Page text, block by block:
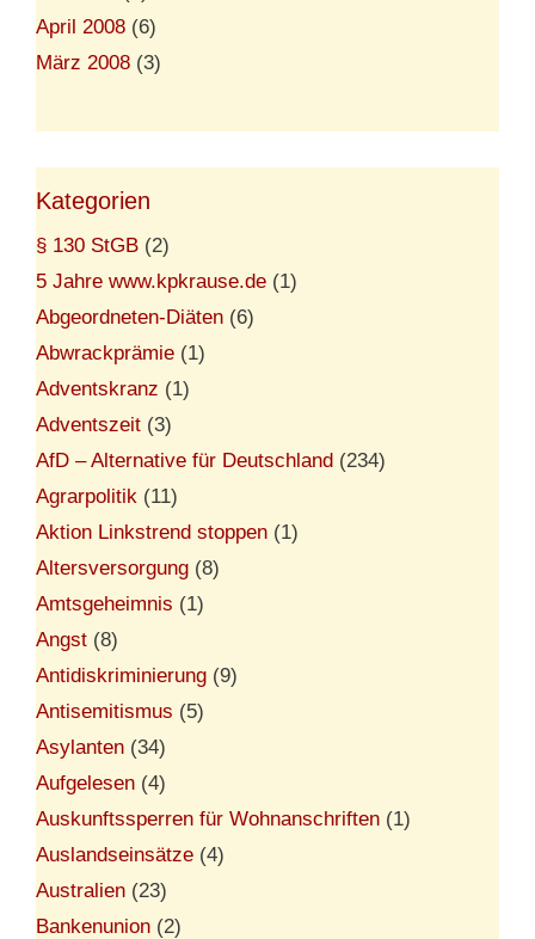
April 2008 (6)
März 2008 (3)
Kategorien
§ 130 StGB (2)
5 Jahre www.kpkrause.de (1)
Abgeordneten-Diäten (6)
Abwrackprämie (1)
Adventskranz (1)
Adventszeit (3)
AfD – Alternative für Deutschland (234)
Agrarpolitik (11)
Aktion Linkstrend stoppen (1)
Altersversorgung (8)
Amtsgeheimnis (1)
Angst (8)
Antidiskriminierung (9)
Antisemitismus (5)
Asylanten (34)
Aufgelesen (4)
Auskunftssperren für Wohnanschriften (1)
Auslandseinsätze (4)
Australien (23)
Bankenunion (2)